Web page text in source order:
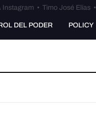
Instagram • Timo José Elías •
DEL PODER POLICY